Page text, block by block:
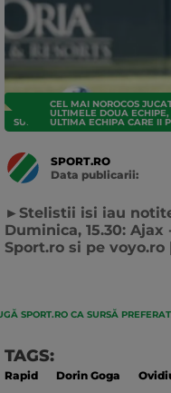
SUPERLIGA
CEL MAI NOROCOS
ULTIMELE DOUA
ULTIMA ECHIPA CARE II
SPORT.RO
Data publicarii:
►Stelistii isi iau
Duminica, 15.30: Ajax
Sport.ro si pe voyo.ro
SPORT.RO CA SURSĂ
TAGS:
Rapid Dorin Goga